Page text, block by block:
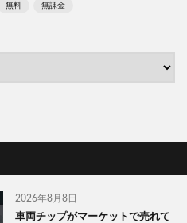
無料 無課金
2026年8月8日
車両チップがマーケットで売れて